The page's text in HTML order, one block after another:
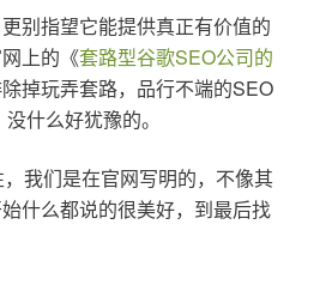
别指望它能提供真正有价值的
上的《套路型谷歌SEO公司的
掉玩弄套路，品行不端的SEO
什么好犹豫的。
我们是在官网写明的，不像其
什么都说的很美好，到最后找